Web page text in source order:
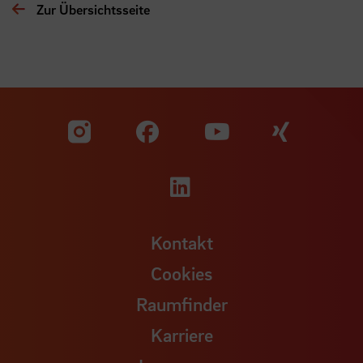
Zur Übersichtsseite
Zu unserer Facebook
Zu
Zu unserer
Kontakt
Cookies
Raumfinder
Karriere